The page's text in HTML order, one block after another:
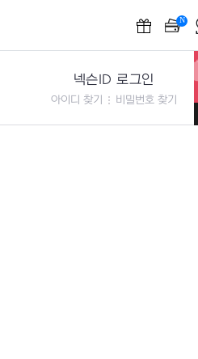
N
넥슨ID 로그인
아이디 찾기 비밀번호 찾기